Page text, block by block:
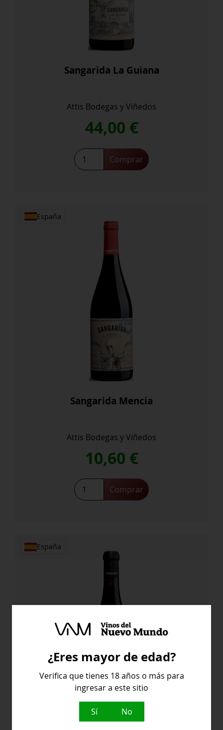
Sangarida La Guiana
Attis Bodegas y Viñedos
44,00 €
Sangarida
La
Comprar
España
Sangarida Mencia
Attis Bodegas y Viñedos
10,60 €
Sangarida
Mencia
Comprar
España
¿Eres mayor de edad?
Verifica que tienes 18 años o más para
ingresar a este sitio
Sí No